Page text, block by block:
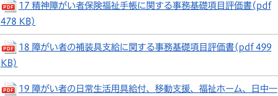
17 精神障がい者保険福祉手帳に関する事務基礎項目評価書(pdf
478 KB)
18 障がい者の補装具支給に関する事務基礎項目評価書(pdf 499
KB)
19 障がい者の日常生活用具給付、移動支援、福祉ホーム、日中一